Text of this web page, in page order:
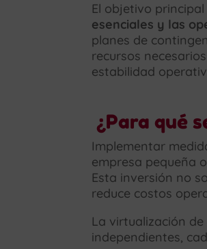
El objetivo
esenciales y las
planes de
recursos
estabilidad
¿Para qué
Implementar
empresa pequeña
Esta inversión no
reduce costos
La virtualización
independientes,